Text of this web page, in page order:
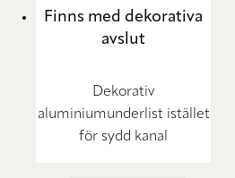
Finns med dekorativa
avslut
Dekorativ
aluminiumunderlist istället
för sydd kanal